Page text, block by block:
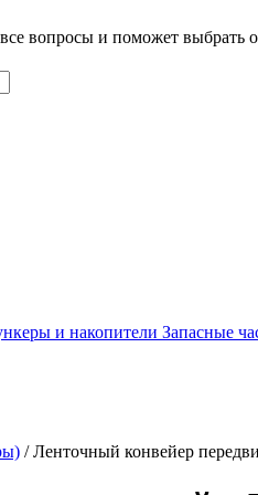
вопросы и поможет выбрать
и накопители Запасные
/Ленточный конвейер